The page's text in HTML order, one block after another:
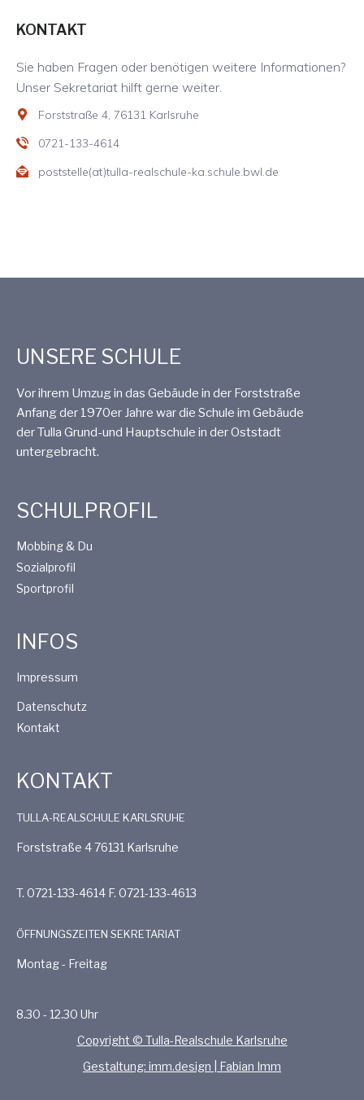
KONTAKT
Sie haben Fragen oder benötigen weitere Informationen?
Unser Sekretariat hilft gerne weiter.
Forststraße 4, 76131 Karlsruhe
0721-133-4614
poststelle(at)tulla-realschule-ka.schule.bwl.de
UNSERE SCHULE
Vor ihrem Umzug in das Gebäude in der Forststraße
Anfang der 1970er Jahre war die Schule im Gebäude
der Tulla Grund-und Hauptschule in der Oststadt
untergebracht.
SCHULPROFIL
Mobbing & Du
Sozialprofil
Sportprofil
INFOS
Impressum
Datenschutz
Kontakt
KONTAKT
TULLA-REALSCHULE KARLSRUHE
Forststraße 4 76131 Karlsruhe
T. 0721-133-4614 F. 0721-133-4613
ÖFFNUNGSZEITEN SEKRETARIAT
Montag - Freitag
8.30 - 12.30 Uhr
Copyright © Tulla-Realschule Karlsruhe
Gestaltung: imm.design | Fabian Imm